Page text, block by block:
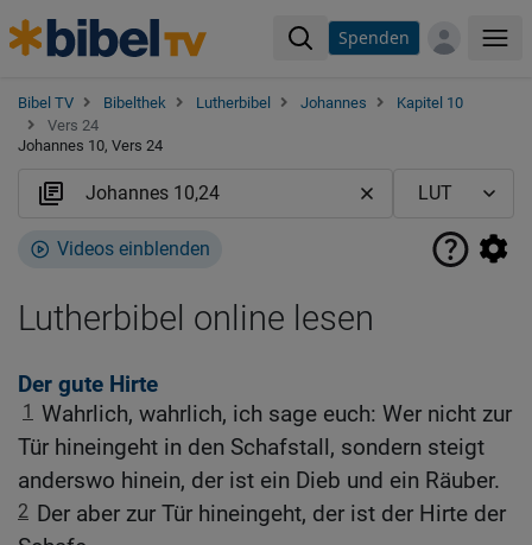
Spenden
Bibel TV Bibelthek Lutherbibel Johannes
Kapitel 10
Vers 24
Johannes 10, Vers 24
Videos einblenden
Lutherbibel online lesen
Der gute Hirte
1 Wahrlich, wahrlich, ich sage euch: Wer nicht zur
Tür hineingeht in den Schafstall, sondern steigt
anderswo hinein, der ist ein Dieb und ein Räuber.
2 Der aber zur Tür hineingeht, der ist der Hirte der